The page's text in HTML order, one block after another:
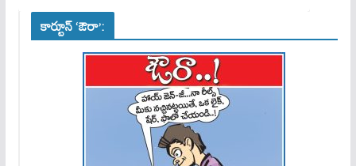
కార్టూన్ ‘ఔరా’: